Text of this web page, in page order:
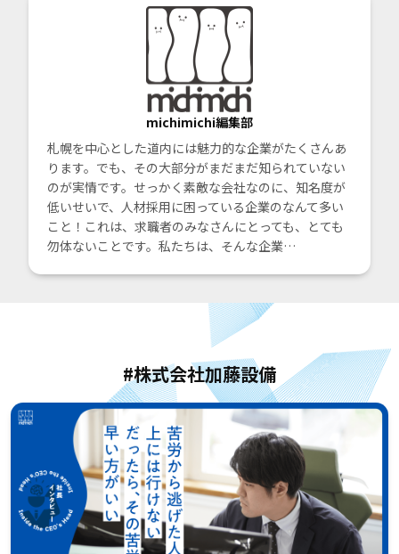
michimichi編集部
札幌を中心とした道内には魅力的な企業がたくさんあ
ります。でも、その大部分がまだまだ知られていない
のが実情です。せっかく素敵な会社なのに、知名度が
低いせいで、人材採用に困っている企業のなんて多い
こと！これは、求職者のみなさんにとっても、とても
勿体ないことです。私たちは、そんな企業…
#株式会社加藤設備